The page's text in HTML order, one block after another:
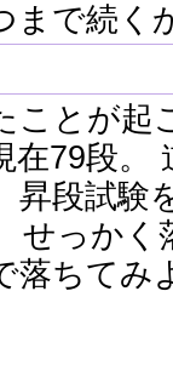
まで続く
ことが起
在79段。
昇段試験
せっか
落ちてみ